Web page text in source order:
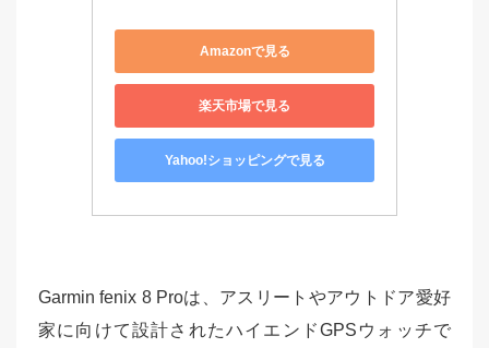
Amazonで見る
楽天市場で見る
Yahoo!ショッピングで見る
Garmin fenix 8 Proは、アスリートやアウトドア愛好
家に向けて設計されたハイエンドGPSウォッチで